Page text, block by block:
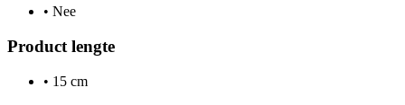
• Nee
Product lengte
• 15 cm